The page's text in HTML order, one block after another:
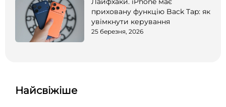
приховану функцію Back Tap: як
увімкнути керування
25 березня, 2026
Найсвіжіше